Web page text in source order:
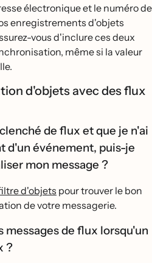
électronique et le numéro de
enregistrements d'objets
vous d'inclure ces deux
même si la valeur
d'objets avec des flux
de flux et que je n'ai
d'un événement, puis-je
mon message ?
d'objets pour trouver le bon
de votre messagerie.
messages de flux lorsqu'un
?